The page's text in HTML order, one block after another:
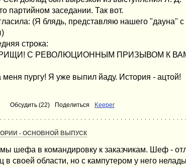
партийном заседании. Так вот.
(Я блядь, представляю нашего "дауна"
строка:
С РЕВОЛЮЦИОННЫМ ПРИЗЫВОМ К
меня пургу! Я уже выпил йаду. История - ацтой!
Обсудить (22) Поделиться Keeper
- ОСНОВНОЙ ВЫПУСК
шефа в командировку к заказчикам. Шеф -
в своей области, но с кампутером у него